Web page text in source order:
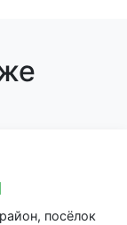
посёлок